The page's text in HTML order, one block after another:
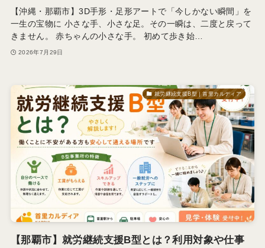
【沖縄・那覇市】3D手形・足形アートで「今しかない瞬間」を
一生の宝物に 小さな手、小さな足。その一瞬は、二度と戻って
きません。 赤ちゃんの小さな手。 初めて歩き始…
2026年7月29日
就労継続支援B型｜首里カルディア
【那覇市】就労継続支援B型とは？利用対象や仕事